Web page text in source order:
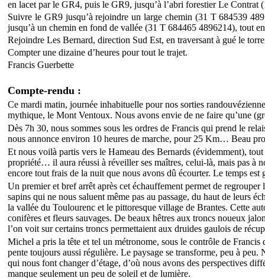
en lacet par le GR4, puis le GR9, jusqu’à l’abri forestier Le Contrat
Suivre le GR9 jusqu’à rejoindre un large chemin (31 T 684539
jusqu’à un chemin en fond de vallée (31 T 684465 4896214), tout
Rejoindre Les Bernard, direction Sud Est, en traversant à gué le
Compter une dizaine d’heures pour tout le trajet.
Francis Guerbette
Compte-rendu :
Ce mardi matin, journée inhabituelle pour nos sorties
mythique, le Mont Ventoux. Nous avons envie de ne faire qu’une
Dès 7h 30, nous sommes sous les ordres de Francis qui prend le
nous annonce environ 10 heures de marche, pour 25 Km… Beau
Et nous voilà partis vers le Hameau des Bernards (évidemment),
propriété… il aura réussi à réveiller ses maîtres, celui-là, mais pas à
encore tout frais de la nuit que nous avons dû écourter. Le temps
Un premier et bref arrêt après cet échauffement permet de
sapins qui ne nous saluent même pas au passage, du haut de leurs
la vallée du Toulourenc et le pittoresque village de Brantes. Cette
conifères et fleurs sauvages. De beaux hêtres aux troncs noueux
l’on voit sur certains troncs permettaient aux druides gaulois de
Michel a pris la tête et tel un métronome, sous le contrôle de
pente toujours aussi régulière. Le paysage se transforme, peu à
qui nous font changer d’étage, d’où nous avons des perspectives
manque seulement un peu de soleil et de lumière.